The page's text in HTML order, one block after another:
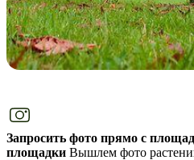
Запросить фото прямо с
площадки Вышлем фото